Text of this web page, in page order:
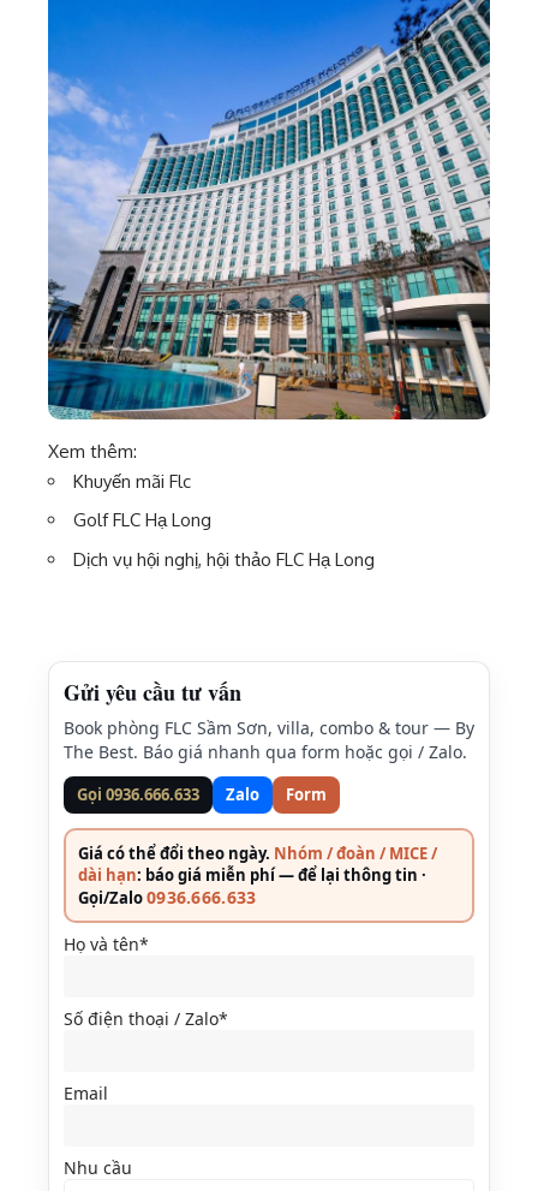
Xem thêm:
Khuyến mãi Flc
Golf FLC Hạ Long
Dịch vụ hội nghị, hội thảo FLC Hạ Long
Gửi yêu cầu tư vấn
Book phòng FLC Sầm Sơn, villa, combo & tour — By
The Best. Báo giá nhanh qua form hoặc gọi / Zalo.
Gọi 0936.666.633 Zalo Form
Giá có thể đổi theo ngày. Nhóm / đoàn / MICE /
dài hạn: báo giá miễn phí — để lại thông tin ·
Gọi/Zalo0936.666.633
Họ và tên*
Số điện thoại / Zalo*
Email
Nhu cầu